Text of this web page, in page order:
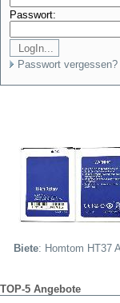
Passwort:
Passwort vergessen?
Biete: Homtom HT37
TOP-5 Angebote